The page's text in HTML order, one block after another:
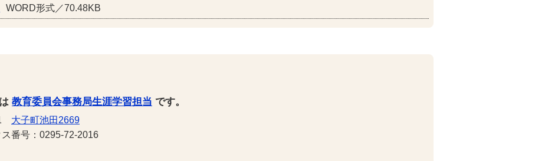
WORD形式／70.48KB
教育委員会事務局生涯学習担当 です。
大子町池田2669
番号：0295-72-2016